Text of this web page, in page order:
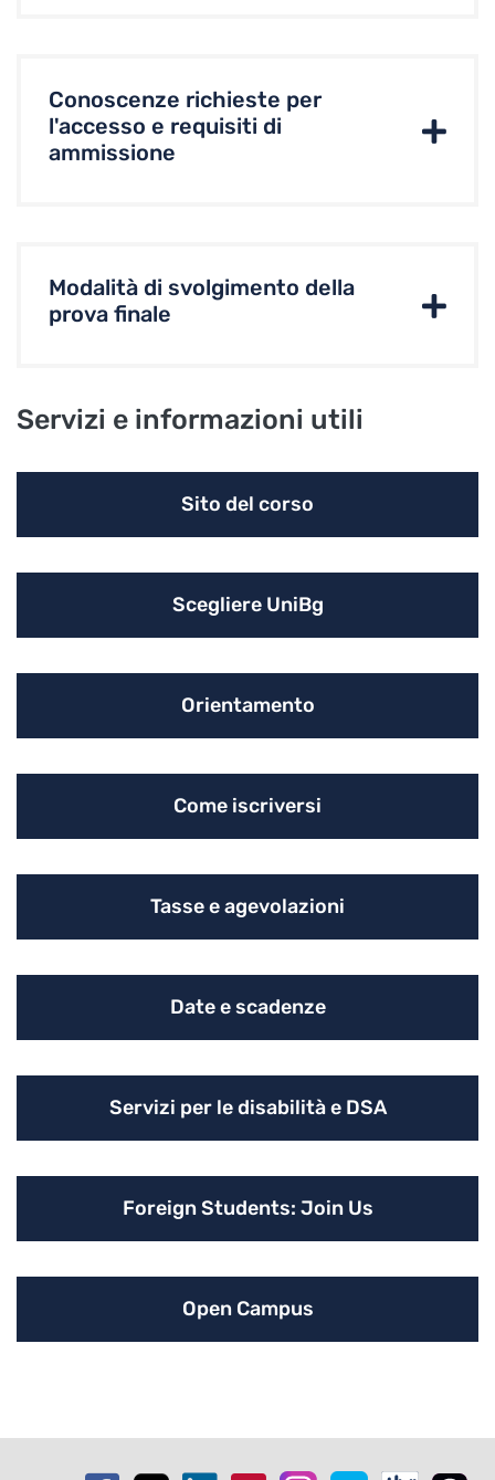
Conoscenze richieste per
l'accesso e requisiti di
ammissione
Modalità di svolgimento della
prova finale
Servizi e informazioni utili
Sito del corso
Scegliere UniBg
Orientamento
Come iscriversi
Tasse e agevolazioni
Date e scadenze
Servizi per le disabilità e DSA
Foreign Students: Join Us
Open Campus